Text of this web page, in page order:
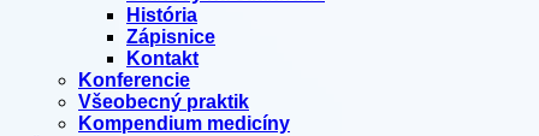
História
Zápisnice
Kontakt
Konferencie
Všeobecný praktik
Kompendium medicíny